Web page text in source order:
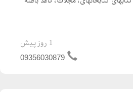
داستان و کتاب عمومی بصورت جلدی
مجلات و روزنامههای کهن...
1 روز پیش
09356030879